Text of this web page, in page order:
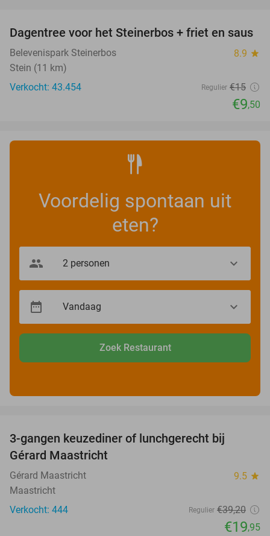
37%
Dagentree voor het Steinerbos + friet en saus
Belevenispark Steinerbos 8.9 star
Stein (11 km)
Verkocht: 43.454
Regulier €15
€9,50
Voordelig spontaan uit
eten?
Zoek Restaurant
3-gangen keuzediner of lunchgerecht bij
Gérard Maastricht
Gérard Maastricht 9.5 star
Maastricht
Verkocht: 444
Regulier €39,20
€19,95